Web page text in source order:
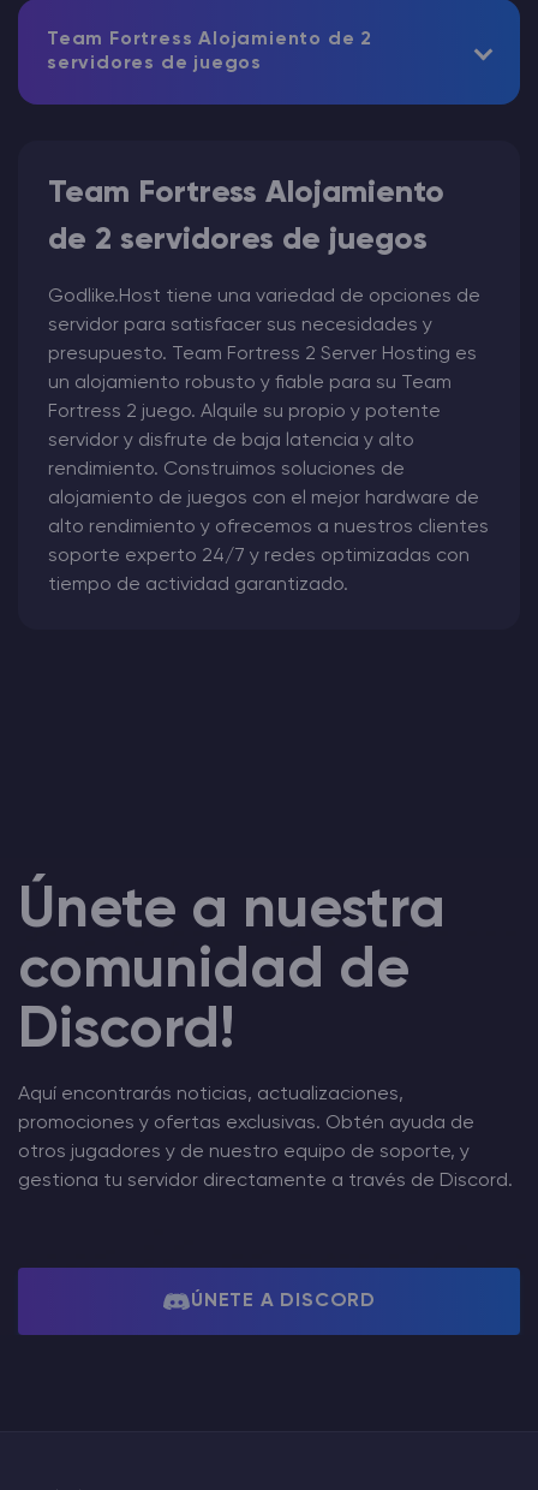
Team Fortress Alojamiento de 2
servidores de juegos
Team Fortress Alojamiento
de 2 servidores de juegos
Godlike.Host tiene una variedad de opciones de
servidor para satisfacer sus necesidades y
presupuesto. Team Fortress 2 Server Hosting es
un alojamiento robusto y fiable para su Team
Fortress 2 juego. Alquile su propio y potente
servidor y disfrute de baja latencia y alto
rendimiento. Construimos soluciones de
alojamiento de juegos con el mejor hardware de
alto rendimiento y ofrecemos a nuestros clientes
soporte experto 24/7 y redes optimizadas con
tiempo de actividad garantizado.
Únete a nuestra
comunidad de
Discord!
Aquí encontrarás noticias, actualizaciones,
promociones y ofertas exclusivas. Obtén ayuda de
otros jugadores y de nuestro equipo de soporte, y
gestiona tu servidor directamente a través de Discord.
ÚNETE A DISCORD